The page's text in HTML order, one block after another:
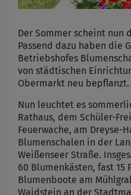
Der Sommer scheint nun
Passend dazu haben die
Betriebshofes
von städtischen
Obermarkt neu bepflanzt.
Nun leuchtet es
Rathaus, dem Schüler-
Feuerwache, am Dreyse-
Blumenschalen in der
Weißenseer Straße.
60 Blumenkästen, fast 15
Blumenboote am
Waidstein an der